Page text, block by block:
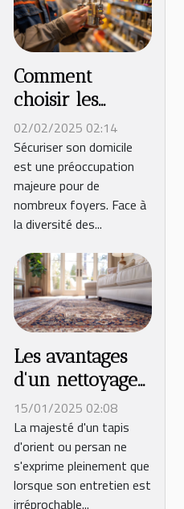
Comment
choisir les
meilleures
serrures pour
sécuriser votre
maison
02/02/2025 02:14
Sécuriser son domicile
est une préoccupation
majeure pour de
nombreux foyers. Face à
la diversité des...
Les avantages
d'un nettoyage
professionnel de
tapis d'orient et
persan
15/01/2025 02:08
La majesté d'un tapis
d'orient ou persan ne
s'exprime pleinement que
lorsque son entretien est
irréprochable...